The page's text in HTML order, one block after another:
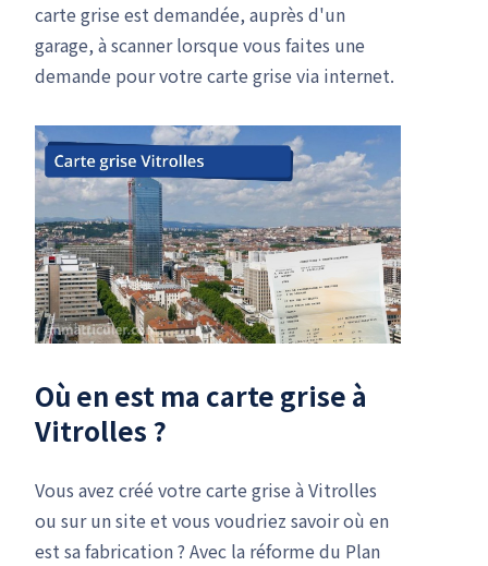
carte grise est demandée, auprès d'un
garage, à scanner lorsque vous faites une
demande pour votre carte grise via internet.
Où en est ma carte grise à
Vitrolles ?
Vous avez créé votre carte grise à Vitrolles
ou sur un site et vous voudriez savoir où en
est sa fabrication ? Avec la réforme du Plan